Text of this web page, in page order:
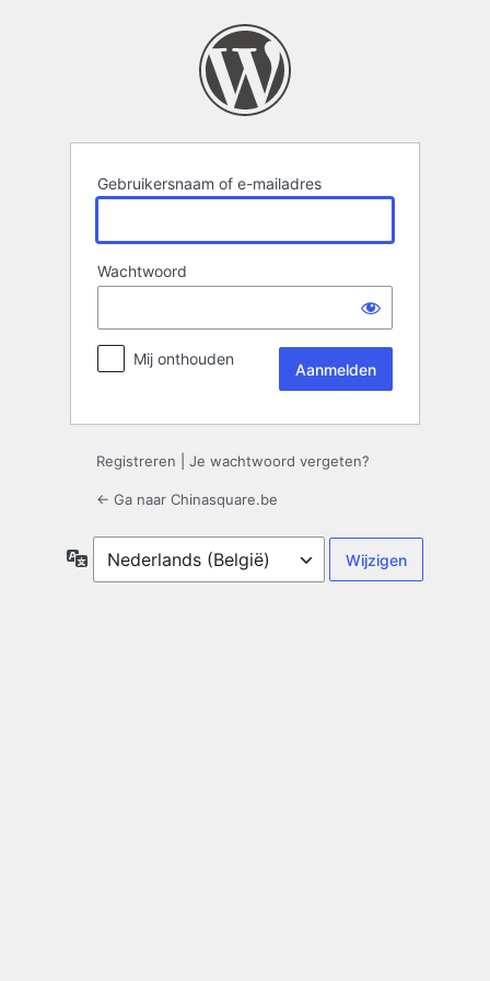
Gebruikersnaam of e-mailadres
Wachtwoord
Mij onthouden
Registreren Je wachtwoord vergeten?
← Ga naar Chinasquare.be
Taal